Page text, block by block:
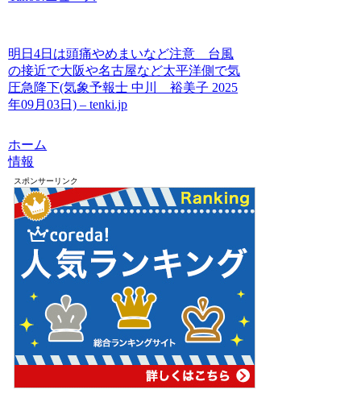
明日4日は頭痛やめまいなど注意 台風
の接近で大阪や名古屋など太平洋側で気
圧急降下(気象予報士 中川 裕美子 2025
年09月03日) – tenki.jp
ホーム
情報
スポンサーリンク